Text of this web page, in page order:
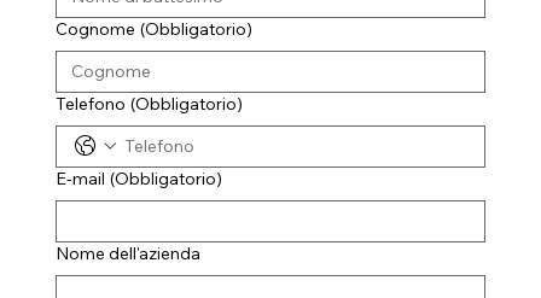
Cognome (Obbligatorio)
Telefono (Obbligatorio)
E-mail (Obbligatorio)
Nome dell'azienda